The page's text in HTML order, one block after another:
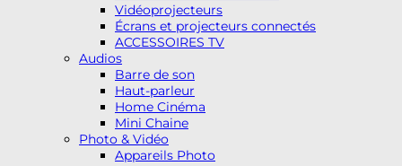
Vidéoprojecteurs
Écrans et projecteurs connectés
ACCESSOIRES TV
Audios
Barre de son
Haut-parleur
Home Cinéma
Mini Chaine
Photo & Vidéo
Appareils Photo